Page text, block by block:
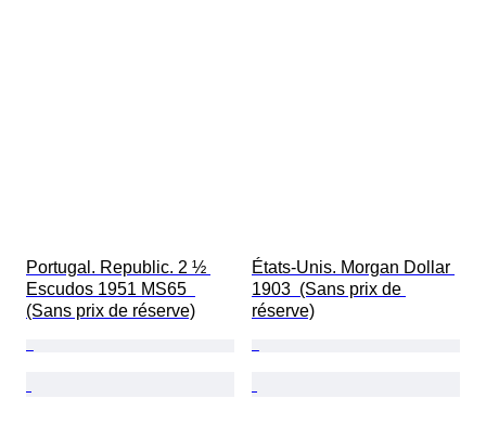
Portugal. Republic. 2 ½
Escudos 1951 MS65
(Sans prix de réserve)
États-Unis. Morgan Dollar
1903  (Sans prix de
réserve)